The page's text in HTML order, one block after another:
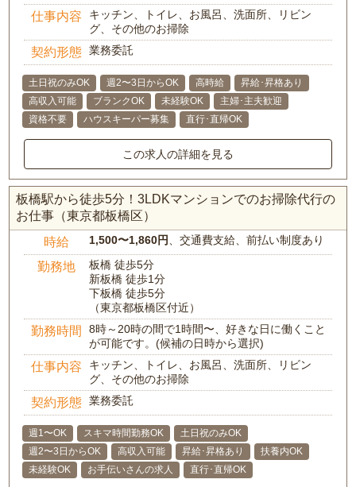
仕事内容
キッチン、トイレ、お風呂、洗面所、リビン
グ、その他のお掃除
契約形態 業務委託
土日祝のみOK 週2〜3日からOK 高時給
昇給･昇格あり
高収入可能
ブランクOK 未経験OK
主婦･主夫歓迎
資格不要
ハウスキーパー募集 直行･直帰OK
この求人の詳細を見る
板橋駅から徒歩5分！3LDKマンションでのお掃除代行の
お仕事（東京都板橋区）
時給 1,500〜1,860円、交通費支給、前払い制度あり
勤務地
板橋 徒歩5分
新板橋 徒歩1分
下板橋 徒歩5分
（東京都板橋区付近）
勤務時間
8時～20時の間で1時間〜、好きな日に働くこと
が可能です。(候補の日時から選択)
仕事内容
キッチン、トイレ、お風呂、洗面所、リビン
グ、その他のお掃除
契約形態 業務委託
週1〜OK スキマ時間勤務OK
土日祝のみOK
週2〜3日からOK
高収入可能 昇給･昇格あり
扶養内OK
未経験OK
お手伝いさんの求人 直行･直帰OK